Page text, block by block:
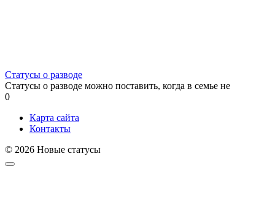
Статусы о разводе
Статусы о разводе можно поставить, когда в семье не
0
Карта сайта
Контакты
© 2026 Новые статусы